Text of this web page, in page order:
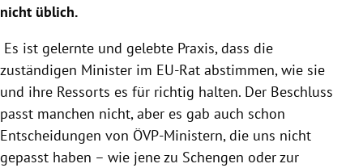
nicht üblich.
Es ist gelernte und gelebte Praxis, dass die
zuständigen Minister im EU-Rat abstimmen, wie sie
und ihre Ressorts es für richtig halten. Der Beschluss
passt manchen nicht, aber es gab auch schon
Entscheidungen von ÖVP-Ministern, die uns nicht
gepasst haben – wie jene zu Schengen oder zur